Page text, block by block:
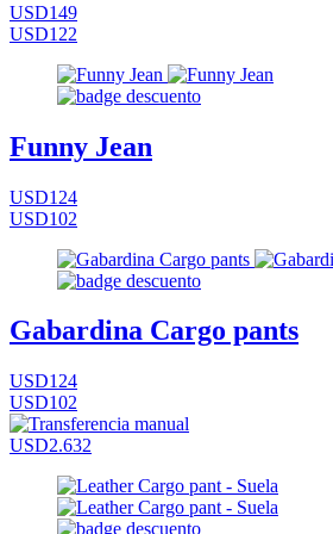
USD149
USD122
Funny Jean
USD124
USD102
Gabardina Cargo pants
USD124
USD102
USD2.632